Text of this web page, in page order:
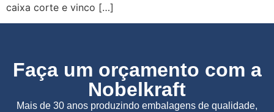
caixa corte e vinco […]
Faça um orçamento com a
Nobelkraft
Mais de 30 anos produzindo embalagens de qualidade,